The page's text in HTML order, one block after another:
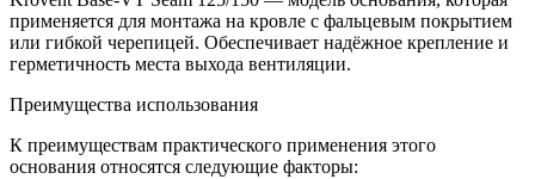
применяется для монтажа на кровле с фальцевым покрытием
или гибкой черепицей. Обеспечивает надёжное крепление и
герметичность места выхода вентиляции.
Преимущества использования
К преимуществам практического применения этого
основания относятся следующие факторы: